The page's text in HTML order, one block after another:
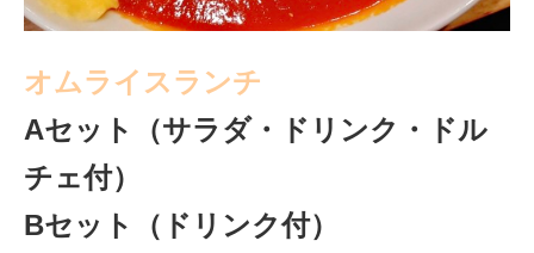
オムライスランチ
Aセット（サラダ・ドリンク・ドル
チェ付）
Bセット（ドリンク付）